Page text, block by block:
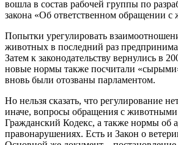
вошла в состав рабочей группы по
закона «Об ответственном обращении
Попытки урегулировать
животных в последний раз
Затем к законодательству вернулись в
новые нормы также посчитали
вновь были отозваны парламентом.
Но нельзя сказать, что регулирование
иначе, вопросы обращения с животными
Гражданский Кодекс, а также нормы об
правонарушениях. Есть и Закон о